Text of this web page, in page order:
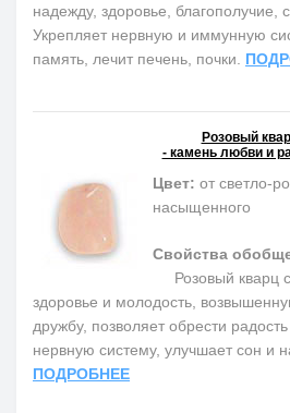
надежду, здоровье, благополучие,
Укрепляет нервную и иммунную
память, лечит печень, почки.
Розовый
- камень любви и
Цвет: от светло-
насыщенного
Свойства
Розовый кварц
здоровье и молодость,
дружбу, позволяет обрести
нервную систему, улучшает сон и
ПОДРОБНЕЕ